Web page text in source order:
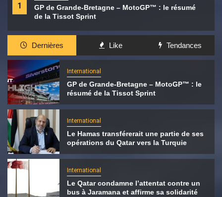
1
GP de Grande-Bretagne – MotoGP™ : le résumé
de la Tissot Sprint
Dernières Like Tendances
International
GP de Grande-Bretagne – MotoGP™ : le
résumé de la Tissot Sprint
International
Le Hamas transférerait une partie de ses
opérations du Qatar vers la Turquie
International
Le Qatar condamne l’attentat contre un
bus à Jaramana et affirme sa solidarité